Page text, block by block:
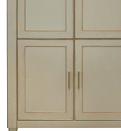
Комоды
Кровати
Кровати
Кровати
Кровати
Решетки и
Спальные